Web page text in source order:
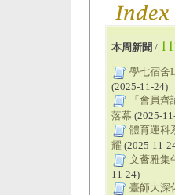
本周新聞 /
學七宿舍
(2025-11-24)
「會員
落幕 (2025-
體育運科
耀 (2025-11-
文薈雅集
11-24)
臺師大深